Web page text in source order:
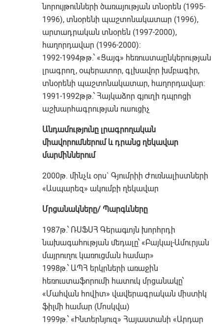
նորույթունների ծառայության տնօրեն (1995-
1996), տնօրենի պաշտոնակատար (1996),
արտադրական տնօրեն (1997-2000),
հաղորդավար (1996-2000):
1992-1994թթ.՝ «Ցայգ» հեռուստաընկերության
լրագրող, օպերատոր, գլխավոր խմբագիր,
տնօրենի պաշտոնակատար, հաղորդավար:
1991-1992թթ.՝ Հայկաձոր գյուղի դպրոցի
աշխարհագրության ուսուցիչ
Անդամությունը լրագրողական
միավորումներում և դրանց ղեկավար
մարմիններում
2000թ. մինչև օրս` Գյումրիի Ժուռնալիստների
«Ասպարեզ» ակումբի ղեկավար
Մրցանակները/ Պարգևները
1987թ.՝ ՌՍՖՍՀ Գերագւոյն խորհրդի
նախագահության մեդալը՝ «Բայկալ-Ամուրյան
մայրուղու կառուցման համար»
1998թ.՝ ԱՊՀ երկրների առաջին
հեռուստաֆորումի հատուկ մրցանակը՝
«Մահվան հովիտ» վավերագրական միստիկ
ֆիլմի համար (Մոսկվա)
1999թ.՝ «Ինտերնյուզ» Հայաստանի «Արդար